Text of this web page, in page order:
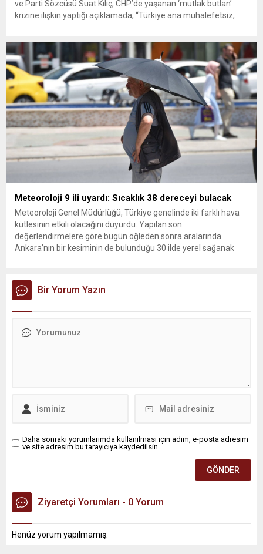
ve Parti Sözcüsü Suat Kılıç, CHP’de yaşanan ‘mutlak butlan’
krizine ilişkin yaptığı açıklamada, “Türkiye ana muhalefetsiz,
olun. Türkiye’yi...
Meteoroloji 9 ili uyardı: Sıcaklık 38 dereceyi bulacak
Meteoroloji Genel Müdürlüğü, Türkiye genelinde iki farklı hava
kütlesinin etkili olacağını duyurdu. Yapılan son
değerlendirmelere göre bugün öğleden sonra aralarında
Ankara’nın bir kesiminin de bulunduğu 30 ilde yerel sağanak
üzerine çıkarak yaz değerlerine ulaşacak. Ayrıca...
Bir Yorum Yazın
Daha sonraki yorumlarımda kullanılması için adım, e-posta adresim
ve site adresim bu tarayıcıya kaydedilsin.
Ziyaretçi Yorumları - 0 Yorum
Henüz yorum yapılmamış.